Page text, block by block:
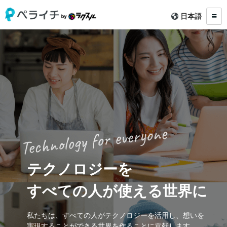
テクノロジーを
すべての人が使える世界に
私たちは、すべての人がテクノロジーを活用し、 想いを
日本語